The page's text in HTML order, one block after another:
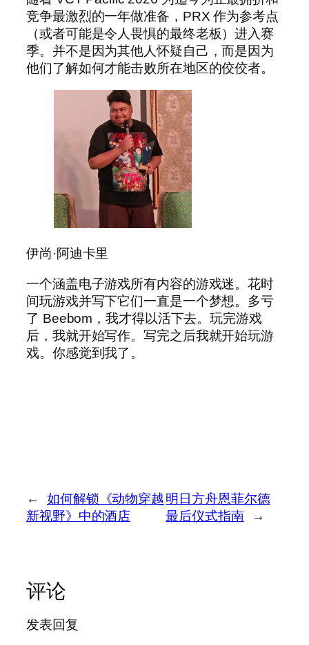
竞争最激烈的一年做准备，PRX 作为参考点
（或者可能是令人畏惧的最终老板）进入赛
季。并不是因为其他人怀疑自己，而是因为
他们了解如何才能击败所在地区的佼佼者。
伊尚·阿迪卡里
一个涵盖电子游戏所有内容的游戏迷。花时
间玩游戏并写下它们一直是一个梦想。多亏
了 Beebom，我才得以活下去。玩完游戏
后，我就开始写作。写完之后我就开始玩游
戏。你感觉到我了。
←
如何解锁《动物穿越
新视野》中的酒店
明日方舟恩菲尔德
最后仪式指南
→
评论
发表回复